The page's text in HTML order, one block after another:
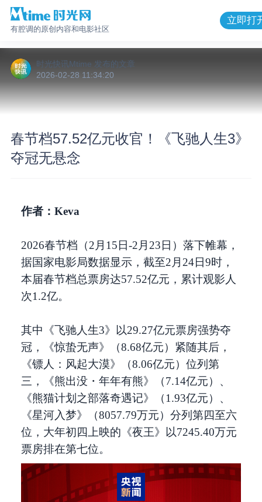
有腔调的原创内容和电影社区
立即打
时光快讯Mtime 发布的 文章
2026-02-28 11:34:20
春节档57.52亿元收官！《飞驰人生3》
夺冠无悬念
作者：Keva
2026春节档（2月15日-2月23日）落下帷幕，
据国家电影局数据显示，截至2月24日9时，
本届春节档总票房达57.52亿元，累计观影人
次1.2亿。
其中《飞驰人生3》以29.27亿元票房强势夺
冠，《惊蛰无声》（8.68亿元）紧随其后，
《镖人：风起大漠》（8.06亿元）位列第
三，《熊出没・年年有熊》（7.14亿元）、
《熊猫计划之部落奇遇记》（1.93亿元）、
《星河入梦》（8057.79万元）分列第四至六
位，大年初四上映的《夜王》以7245.40万元
票房排在第七位。